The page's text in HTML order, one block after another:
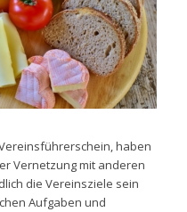
haben
Vernetzung mit anderen
die Vereinsziele sein
Aufgaben und